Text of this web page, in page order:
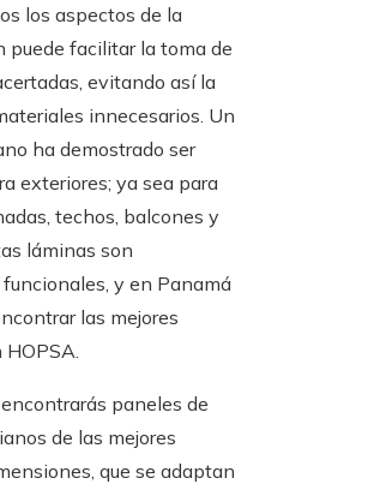
los aspectos de la
puede facilitar la toma de
evitando así la
innecesarios. Un
ha demostrado ser
exteriores; ya sea para
techos, balcones y
láminas son
y en Panamá
las mejores
, encontrarás paneles de
de las mejores
que se adaptan